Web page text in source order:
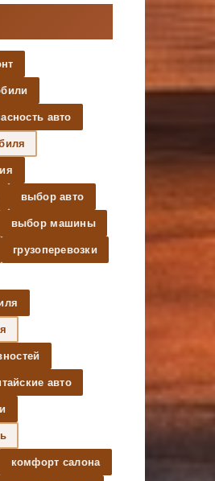
авто
выбор авто
выбор машины
грузоперевозки
авто
комфорт салона